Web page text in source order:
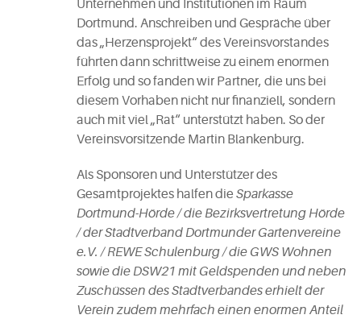
Unternehmen und Institutionen im Raum
Dortmund. Anschreiben und Gespräche über
das „Herzensprojekt“ des Vereinsvorstandes
führten dann schrittweise zu einem enormen
Erfolg und so fanden wir Partner, die uns bei
diesem Vorhaben nicht nur finanziell, sondern
auch mit viel „Rat“ unterstützt haben. So der
Vereinsvorsitzende Martin Blankenburg.
Als Sponsoren und Unterstützer des
Gesamtprojektes halfen die Sparkasse
Dortmund-Hörde / die Bezirksvertretung Hörde
/ der Stadtverband Dortmunder Gartenvereine
e.V. / REWE Schulenburg / die GWS Wohnen
sowie die DSW21 mit Geldspenden und neben
Zuschüssen des Stadtverbandes erhielt der
Verein zudem mehrfach einen enormen Anteil